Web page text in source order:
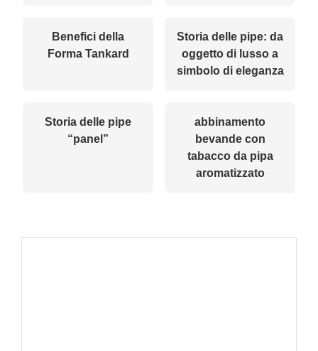
Benefici della
Forma Tankard
Storia delle pipe: da
oggetto di lusso a
simbolo di eleganza
Storia delle pipe
“panel”
abbinamento
bevande con
tabacco da pipa
aromatizzato